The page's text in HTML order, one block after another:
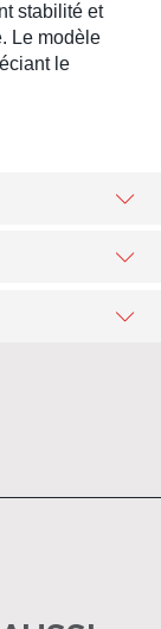
stabilité et
Le modèle
le